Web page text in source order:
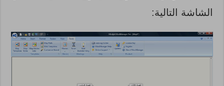
الشاشة التالية: